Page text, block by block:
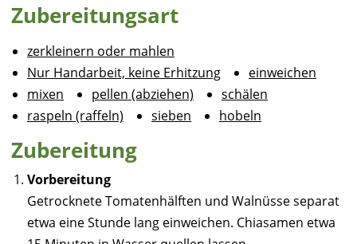
Zubereitungsart
zerkleinern oder mahlen
Nur Handarbeit, keine Erhitzung
einweichen
mixen
pellen (abziehen)
schälen
raspeln (raffeln)
sieben hobeln
Zubereitung
Vorbereitung
Getrocknete Tomatenhälften und Walnüsse separat
etwa eine Stunde lang einweichen. Chiasamen etwa